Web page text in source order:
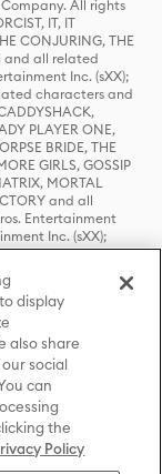
All rights
IT, IT
CONJURING, THE
and all related
Inc. (sXX);
characters and
PLAYER ONE,
BRIDE, THE
GIRLS, GOSSIP
MORTAL
and all
Entertainment
Inc. (sXX);
all related
(sXX); CHILLING
Bros.
and
with permission.
© & ™ Castle
Bros.
THE HOBBIT: AN
OF SMAUG,
LORD OF THE
OF THE RINGS: THE
OF THE KING
places therein are
display
also share
social
can
the
Policy